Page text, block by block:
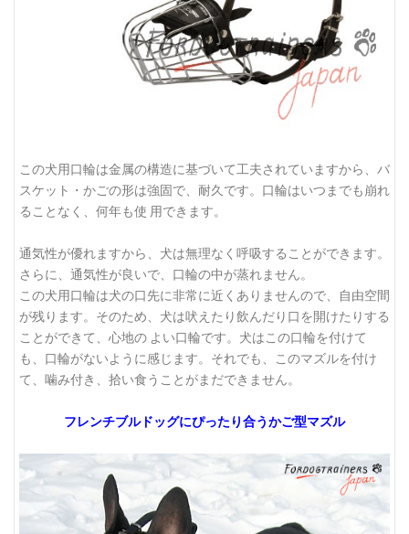
この犬用口輪は金属の構造に基づいて工夫されていますから、バ
スケット・かごの形は強固で、耐久です。口輪はいつまでも崩れ
ることなく、何年も使 用できます。
通気性が優れますから、犬は無理なく呼吸することができます。
さらに、通気性が良いで、口輪の中が蒸れません。
この犬用口輪は犬の口先に非常に近くありませんので、自由空間
が残ります。そのため、犬は吠えたり飲んだり口を開けたりする
ことができて、心地の よい口輪です。犬はこの口輪を付けて
も、口輪がないように感じます。それでも、このマズルを付け
て、噛み付き、拾い食うことがまだできません。
フレンチブルドッグにぴったり合うかご型マズル